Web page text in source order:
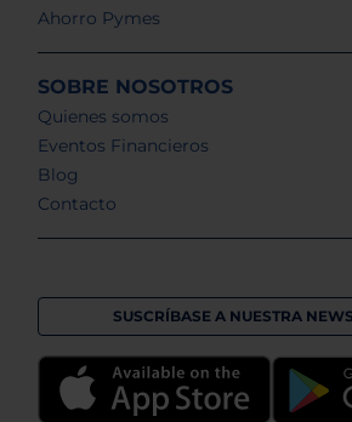
Ahorro Pymes
SOBRE NOSOTROS
Quienes somos
Eventos Financieros
Blog
Contacto
SUSCRÍBASE A NUESTRA